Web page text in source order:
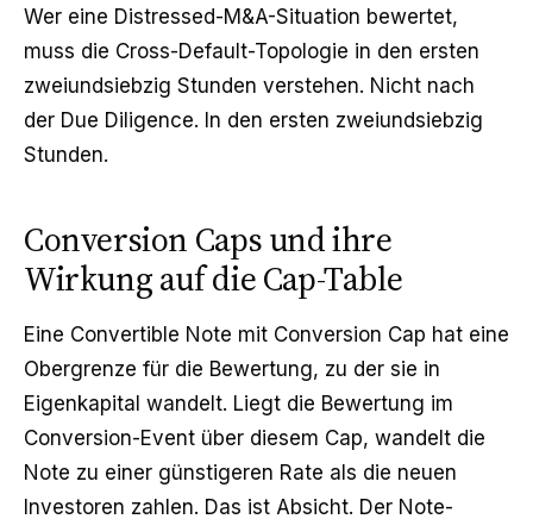
Wer eine Distressed-M&A-Situation bewertet,
muss die Cross-Default-Topologie in den ersten
zweiundsiebzig Stunden verstehen. Nicht nach
der Due Diligence. In den ersten zweiundsiebzig
Stunden.
Conversion Caps und ihre
Wirkung auf die Cap-Table
Eine Convertible Note mit Conversion Cap hat eine
Obergrenze für die Bewertung, zu der sie in
Eigenkapital wandelt. Liegt die Bewertung im
Conversion-Event über diesem Cap, wandelt die
Note zu einer günstigeren Rate als die neuen
Investoren zahlen. Das ist Absicht. Der Note-